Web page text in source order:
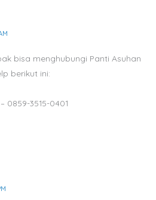
bisa menghubungi Panti Asuhan
berikut ini:
0859-3515-0401